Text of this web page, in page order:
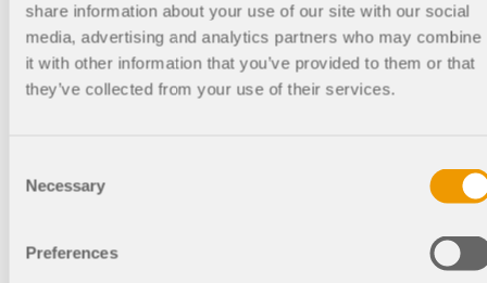
share information about your use of our site with our social
media, advertising and analytics partners who may combine
it with other information that you’ve provided to them or that
they’ve collected from your use of their services.
Selection
Necessary
Preferences
RSECTION 1 | Étudiants |
résistance des
Formation de base en ligne gratuite